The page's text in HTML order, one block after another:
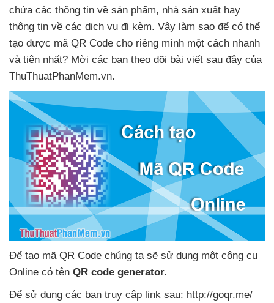
chứa các thông tin về sản phẩm, nhà sản xuất hay
thông tin về các dịch vụ đi kèm. Vậy làm sao để có thể
tạo được mã QR Code cho riêng mình một cách nhanh
và tiện nhất? Mời các bạn theo dõi bài viết sau đây của
ThuThuatPhanMem.vn.
Để tạo mã QR Code chúng ta sẽ sử dụng một công cụ
Online có tên QR code generator.
Để sử dụng các bạn truy cập link sau: http://goqr.me/